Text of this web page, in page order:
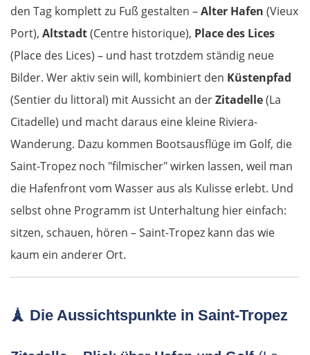
den Tag komplett zu Fuß gestalten –Alter Hafen (Vieux
Port), Altstadt(Centre historique), Place des Lices
(Place des Lices) – und hast trotzdem ständig neue
Bilder. Wer aktiv sein will, kombiniert den Küstenpfad
(Sentier du littoral) mit Aussicht an derZitadelle(La
Citadelle) und macht daraus eine kleine Riviera-
Wanderung. Dazu kommen Bootsausflüge im Golf, die
Saint-Tropez noch "filmischer" wirken lassen, weil man
die Hafenfront vom Wasser aus als Kulisse erlebt. Und
selbst ohne Programm ist Unterhaltung hier einfach:
sitzen, schauen, hören – Saint-Tropez kann das wie
kaum ein anderer Ort.
🗼 Die Aussichtspunkte in Saint-Tropez
Beroun
Taus
Deutschland Süd
Regensburg
Ingolstadt